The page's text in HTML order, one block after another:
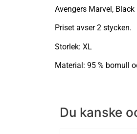
Avengers Marvel,
Priset avser 2 stycken.
Storlek: XL
Material: 95 % bomull
Du kanske